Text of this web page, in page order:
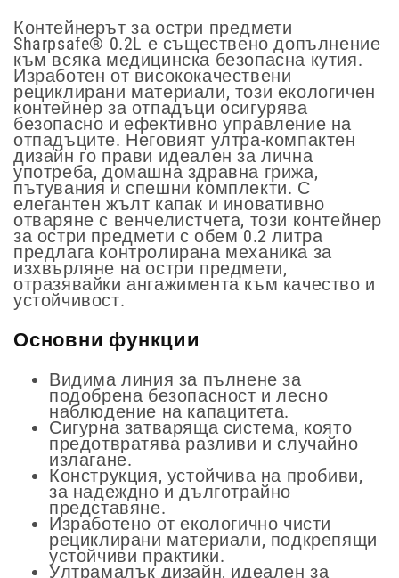
Контейнерът за остри предмети
Sharpsafe® 0.2L е съществено допълнение
към всяка медицинска безопасна кутия.
Изработен от висококачествени
рециклирани материали, този екологичен
контейнер за отпадъци осигурява
безопасно и ефективно управление на
отпадъците. Неговият ултра-компактен
дизайн го прави идеален за лична
употреба, домашна здравна грижа,
пътувания и спешни комплекти. С
елегантен жълт капак и иновативно
отваряне с венчелистчета, този контейнер
за остри предмети с обем 0.2 литра
предлага контролирана механика за
изхвърляне на остри предмети,
отразявайки ангажимента към качество и
устойчивост.
Основни функции
Видима линия за пълнене за
подобрена безопасност и лесно
наблюдение на капацитета.
Сигурна затваряща система, която
предотвратява разливи и случайно
излагане.
Конструкция, устойчива на пробиви,
за надеждно и дълготрайно
представяне.
Изработено от екологично чисти
рециклирани материали, подкрепящи
устойчиви практики.
Ултрамалък дизайн, идеален за